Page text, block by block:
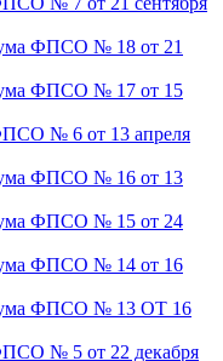
ФПСО № 18 от 21
ФПСО № 17 от 15
№ 6 от 13 апреля
ФПСО № 16 от 13
ФПСО № 15 от 24
ФПСО № 14 от 16
ФПСО № 13 ОТ 16
№ 5 от 22 декабря